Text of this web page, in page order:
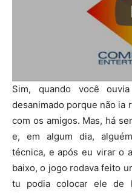
Sim, quando você
desanimado porque não ia
com os amigos. Mas, há
e, em algum dia,
técnica, e após eu virar o
baixo, o jogo rodava feito
tu podia colocar ele de